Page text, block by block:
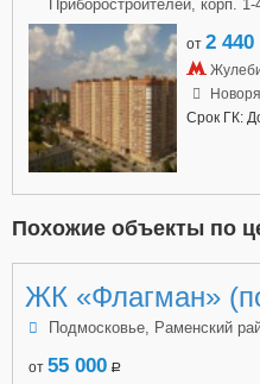
Приборостроителей, корп. 1-
от 2 440
Срок ГК:
Похожие объекты по
ЖК «Флагман»
Подмосковье, Раменский
от 55 000 a